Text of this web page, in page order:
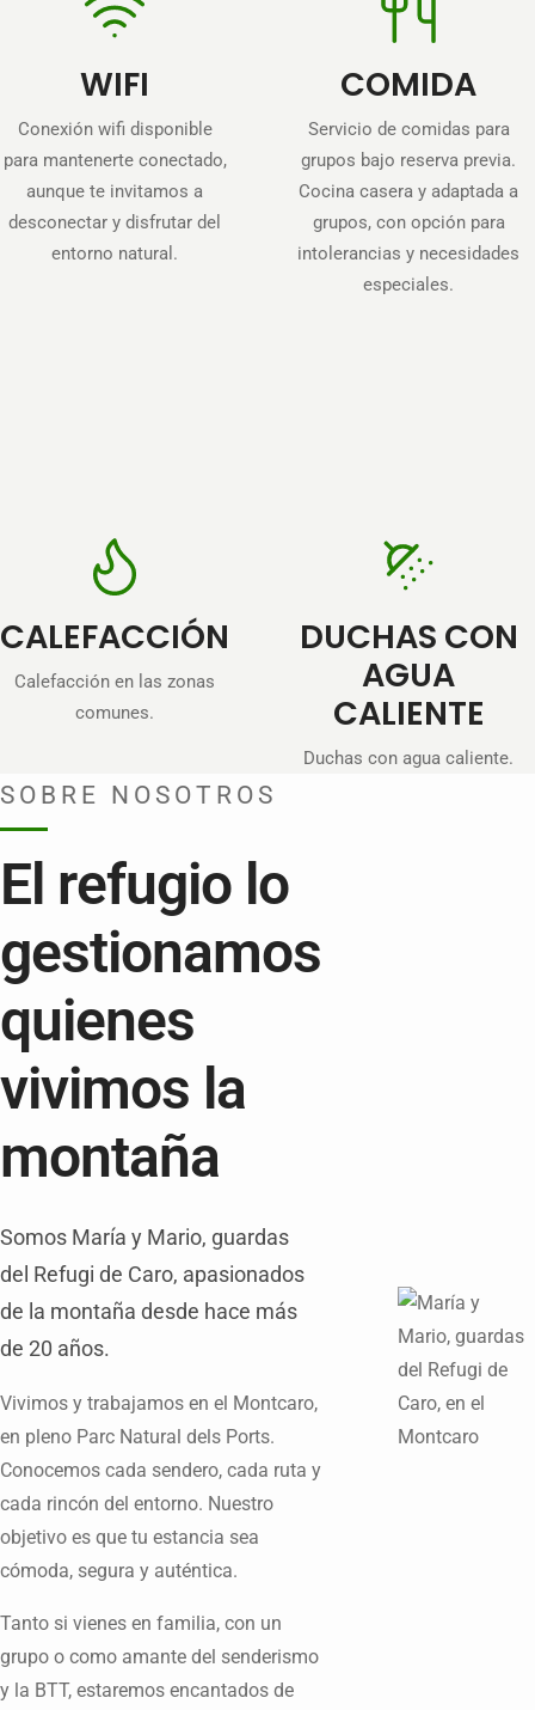
WIFI
Conexión wifi disponible
para mantenerte conectado,
aunque te invitamos a
desconectar y disfrutar del
entorno natural.
COMIDA
Servicio de comidas para
grupos bajo reserva previa.
Cocina casera y adaptada a
grupos, con opción para
intolerancias y necesidades
especiales.
CALEFACCIÓN
Calefacción en las zonas
comunes.
DUCHAS CON
AGUA
CALIENTE
Duchas con agua caliente.
SOBRE NOSOTROS
El refugio lo
gestionamos
quienes
vivimos la
montaña
Somos María y Mario, guardas
del Refugi de Caro, apasionados
de la montaña desde hace más
de 20 años.
Vivimos y trabajamos en el Montcaro,
en pleno Parc Natural dels Ports.
Conocemos cada sendero, cada ruta y
cada rincón del entorno. Nuestro
objetivo es que tu estancia sea
cómoda, segura y auténtica.
Tanto si vienes en familia, con un
grupo o como amante del senderismo
y la BTT, estaremos encantados de